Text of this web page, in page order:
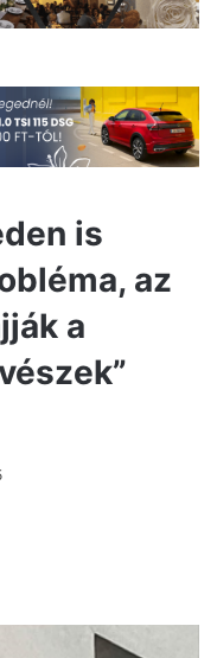
is
az
a